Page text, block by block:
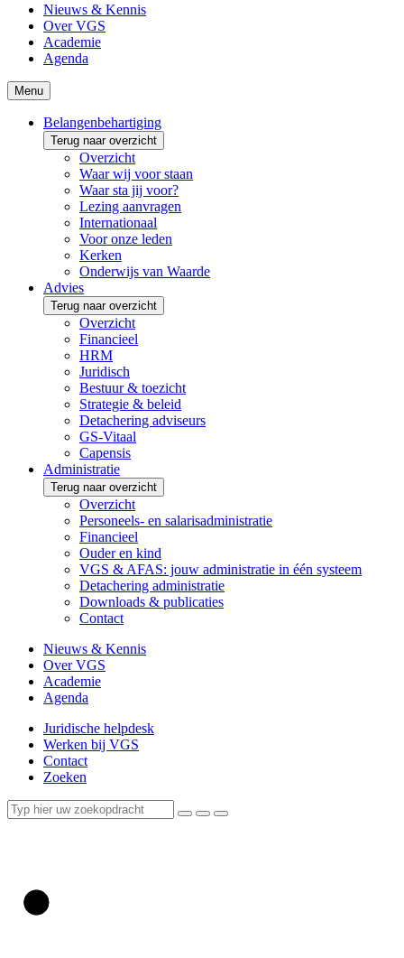
Nieuws & Kennis
Over VGS
Academie
Agenda
Menu
Belangenbehartiging
Terug naar overzicht
Overzicht
Waar wij voor staan
Waar sta jij voor?
Lezing aanvragen
Internationaal
Voor onze leden
Kerken
Onderwijs van Waarde
Advies
Terug naar overzicht
Overzicht
Financieel
HRM
Juridisch
Bestuur & toezicht
Strategie & beleid
Detachering adviseurs
GS-Vitaal
Capensis
Administratie
Terug naar overzicht
Overzicht
Personeels- en salarisadministratie
Financieel
Ouder en kind
VGS & AFAS: jouw administratie in één systeem
Detachering administratie
Downloads & publicaties
Contact
Nieuws & Kennis
Over VGS
Academie
Agenda
Juridische helpdesk
Werken bij VGS
Contact
Zoeken